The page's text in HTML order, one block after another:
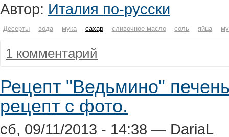
Автор: Италия по-русски
Десерты вода мука сахар сливочное масло соль яйца
1 комментарий
Рецепт "Ведьмино"
рецепт с фото.
сб, 09/11/2013 - 14:38 — DariaL